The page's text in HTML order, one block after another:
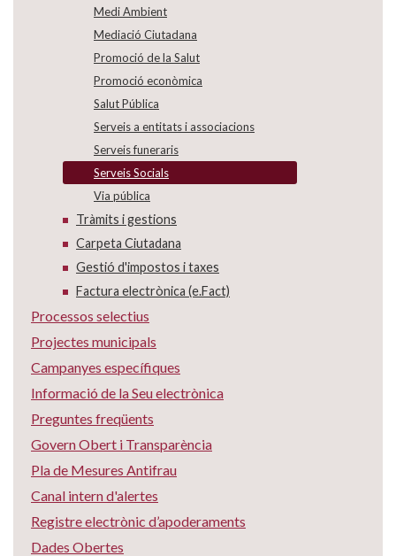
Medi Ambient
Mediació Ciutadana
Promoció de la Salut
Promoció econòmica
Salut Pública
Serveis a entitats i associacions
Serveis funeraris
Serveis Socials
Via pública
Tràmits i gestions
Carpeta Ciutadana
Gestió d'impostos i taxes
Factura electrònica (e.Fact)
Processos selectius
Projectes municipals
Campanyes específiques
Informació de la Seu electrònica
Preguntes freqüents
Govern Obert i Transparència
Pla de Mesures Antifrau
Canal intern d'alertes
Registre electrònic d’apoderaments
Dades Obertes